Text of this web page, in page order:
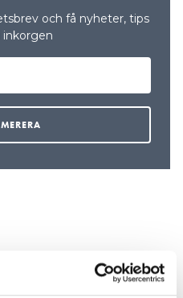
och få nyheter, tips
inkorgen